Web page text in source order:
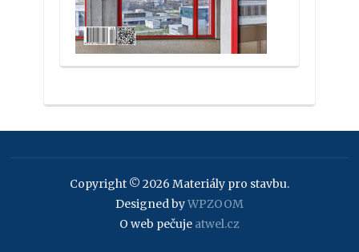
Copyright © 2026 Materiály pro stavbu.
Designed byWPZOOM
O web pečuje atwel.cz